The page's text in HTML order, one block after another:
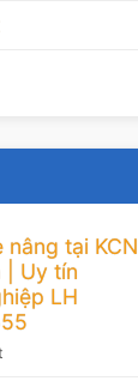
nâng tại KCN
| Uy tín
LH